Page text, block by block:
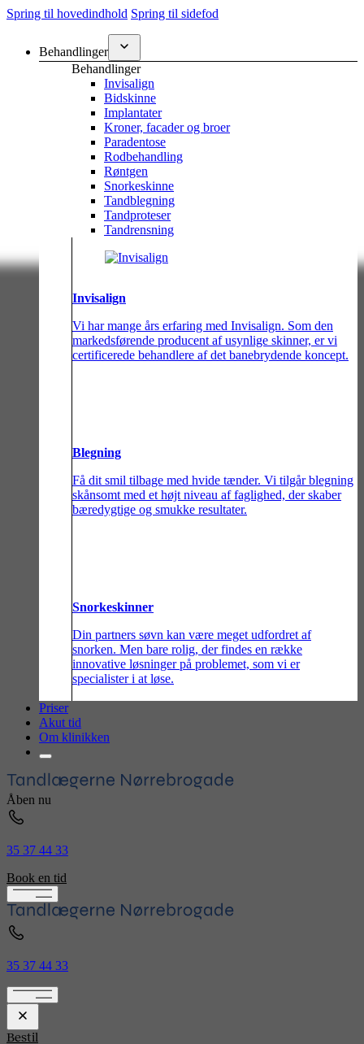
Spring til hovedindhold Spring til sidefod
Behandlinger
Behandlinger
Invisalign
Bidskinne
Implantater
Kroner, facader og broer
Paradentose
Rodbehandling
Røntgen
Snorkeskinne
Tandblegning
Tandproteser
Tandrensning
Invisalign
Vi har mange års erfaring med Invisalign. Som den
markedsførende producent af usynlige skinner, er vi
certificerede behandlere af det banebrydende koncept.
Blegning
Få dit smil tilbage med hvide tænder. Vi tilgår blegning
skånsomt med et højt niveau af faglighed, der skaber
bæredygtige og smukke resultater.
Snorkeskinner
Din partners søvn kan være meget udfordret af
snorken. Men bare rolig, der findes en række
innovative løsninger på problemet, som vi er
specialister i at løse.
Priser
Akut tid
Om klinikken
Åben nu
35 37 44 33
Book en tid
35 37 44 33
Bestil